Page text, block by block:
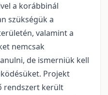
a korábbinál
szükségük a
valamint a
nemcsak
de ismerniük kell
Projekt
rendszert került